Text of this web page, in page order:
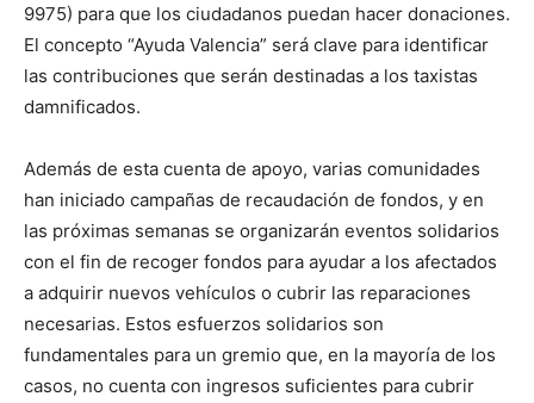
9975) para que los ciudadanos puedan hacer donaciones.
El concepto “Ayuda Valencia” será clave para identificar
las contribuciones que serán destinadas a los taxistas
damnificados.
Además de esta cuenta de apoyo, varias comunidades
han iniciado campañas de recaudación de fondos, y en
las próximas semanas se organizarán eventos solidarios
con el fin de recoger fondos para ayudar a los afectados
a adquirir nuevos vehículos o cubrir las reparaciones
necesarias. Estos esfuerzos solidarios son
fundamentales para un gremio que, en la mayoría de los
casos, no cuenta con ingresos suficientes para cubrir